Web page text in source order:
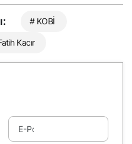
# KOBİ
Kacır